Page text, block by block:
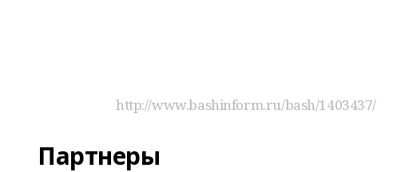
http://www.bashinform.ru/bash/1403437/
Партнеры